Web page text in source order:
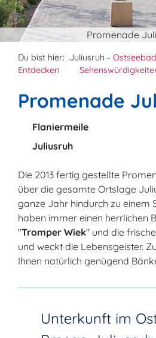
Promenade
Du bist hier: Juliusruh -
Entdecken
Promenade
Flaniermeile
Juliusruh
Die 2013 fertig gestellte
über die gesamte Ortslage
ganze Jahr hindurch zu einem
haben immer einen herrlichen
"Tromper Wiek" und die
und weckt die Lebensgeister.
Ihnen natürlich genügend
Unterkunft im